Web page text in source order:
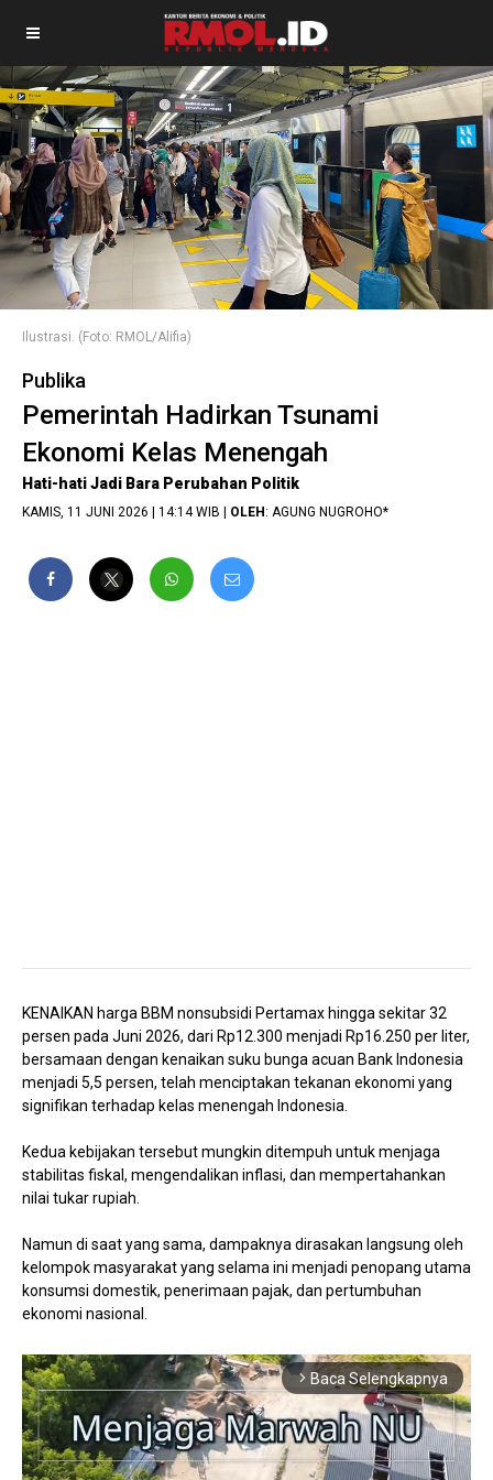
Ilustrasi. (Foto: RMOL/Alifia)
Publika
Pemerintah Hadirkan Tsunami
Ekonomi Kelas Menengah
Hati-hati Jadi Bara Perubahan Politik
KAMIS, 11 JUNI 2026 | 14:14 WIB | OLEH: AGUNG NUGROHO*
KENAIKAN harga BBM nonsubsidi Pertamax hingga sekitar 32
persen pada Juni 2026, dari Rp12.300 menjadi Rp16.250 per liter,
bersamaan dengan kenaikan suku bunga acuan Bank Indonesia
menjadi 5,5 persen, telah menciptakan tekanan ekonomi yang
signifikan terhadap kelas menengah Indonesia.
Kedua kebijakan tersebut mungkin ditempuh untuk menjaga
stabilitas fiskal, mengendalikan inflasi, dan mempertahankan
nilai tukar rupiah.
Namun di saat yang sama, dampaknya dirasakan langsung oleh
kelompok masyarakat yang selama ini menjadi penopang utama
konsumsi domestik, penerimaan pajak, dan pertumbuhan
ekonomi nasional.
arrow_forward_ios Baca Selengkapnya